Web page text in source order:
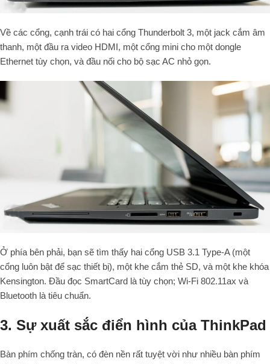
Về các cổng, cạnh trái có hai cổng Thunderbolt 3, một jack cắm âm
thanh, một đầu ra video HDMI, một cổng mini cho một dongle
Ethernet tùy chọn, và đầu nối cho bộ sạc AC nhỏ gọn.
Ở phía bên phải, bạn sẽ tìm thấy hai cổng USB 3.1 Type-A (một
cổng luôn bật để sạc thiết bị), một khe cắm thẻ SD, và một khe khóa
Kensington. Đầu đọc SmartCard là tùy chọn; Wi-Fi 802.11ax và
Bluetooth là tiêu chuẩn.
3. Sự xuất sắc điển hình của ThinkPad
Bàn phím chống tràn, có đèn nền rất tuyệt vời như nhiều bàn phím